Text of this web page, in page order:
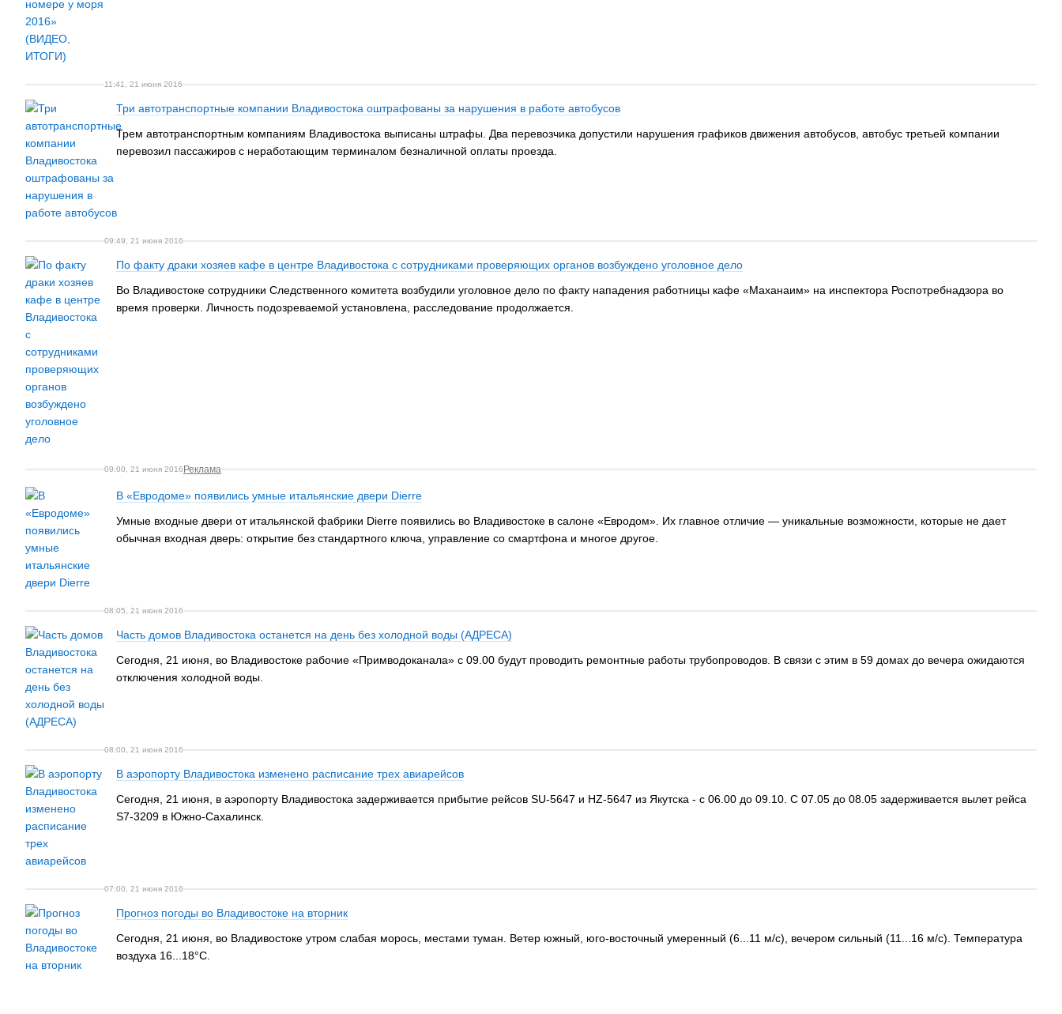
11:41, 21 июня 2016
Три автотранспортные компании Владивостока оштрафованы за нарушения в работе автобусов
Трем автотранспортным компаниям Владивостока выписаны штрафы. Два перевозчика допустили нарушения графиков движения автобусов, автобус третьей компании
перевозил пассажиров с неработающим терминалом безналичной оплаты проезда.
09:49, 21 июня 2016
По факту драки хозяев кафе в центре Владивостока с сотрудниками проверяющих органов возбуждено уголовное дело
Во Владивостоке сотрудники Следственного комитета возбудили уголовное дело по факту нападения работницы кафе «Маханаим» на инспектора Роспотребнадзора во
время проверки. Личность подозреваемой установлена, расследование продолжается.
09:00, 21 июня 2016 Реклама
В «Евродоме» появились умные итальянские двери Dierre
Умные входные двери от итальянской фабрики Dierre появились во Владивостоке в салоне «Евродом». Их главное отличие — уникальные возможности, которые не дает
обычная входная дверь: открытие без стандартного ключа, управление со смартфона и многое другое.
08:05, 21 июня 2016
Часть домов Владивостока останется на день без холодной воды (АДРЕСА)
Сегодня, 21 июня, во Владивостоке рабочие «Примводоканала» c 09.00 будут проводить ремонтные работы трубопроводов. В связи с этим в 59 домах до вечера ожидаются
отключения холодной воды.
08:00, 21 июня 2016
В аэропорту Владивостока изменено расписание трех авиарейсов
Сегодня, 21 июня, в аэропорту Владивостока задерживается прибытие рейсов SU-5647 и HZ-5647 из Якутска - с 06.00 до 09.10. С 07.05 до 08.05 задерживается вылет рейса
S7-3209 в Южно-Сахалинск.
07:00, 21 июня 2016
Прогноз погоды во Владивостоке на вторник
Сегодня, 21 июня, во Владивостоке утром слабая морось, местами туман. Ветер южный, юго-восточный умеренный (6...11 м/c), вечером сильный (11...16 м/с). Температура
воздуха 16...18°С.